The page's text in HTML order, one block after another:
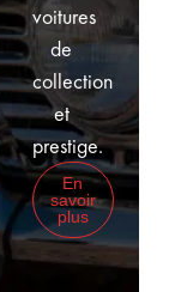
voitures
de
collection
et
prestige.
En
savoir
plus